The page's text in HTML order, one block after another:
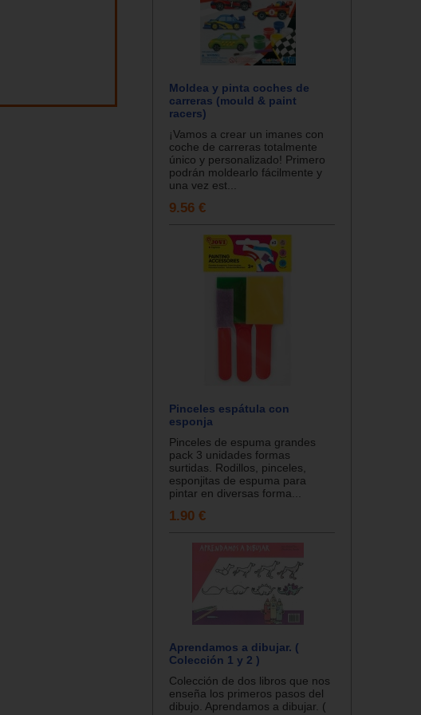
Moldea y pinta coches de
carreras (mould & paint
racers)
¡Vamos a crear un imanes con
coche de carreras totalmente
único y personalizado! Primero
podrán moldearlo fácilmente y
una vez est...
9.56 €
Pinceles espátula con
esponja
Pinceles de espuma grandes
pack 3 unidades formas
surtidas. Rodillos, pinceles,
esponjitas de espuma para
pintar en diversas forma...
1.90 €
Aprendamos a dibujar. (
Colección 1 y 2 )
Colección de dos libros que nos
enseña los primeros pasos del
dibujo. Aprendamos a dibujar. (